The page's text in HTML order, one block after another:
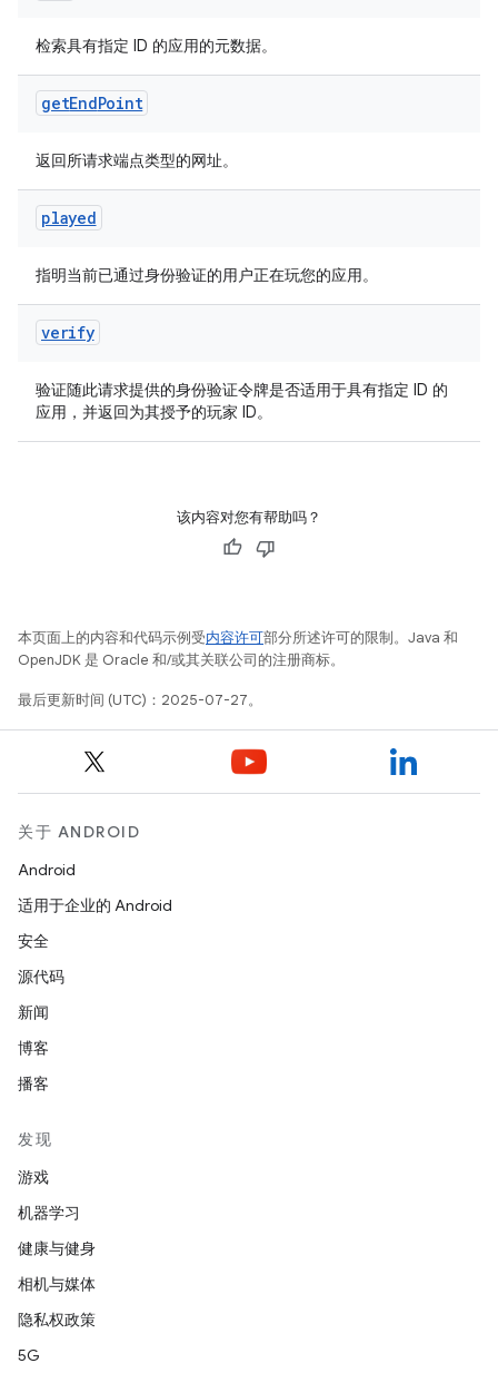
检索具有指定 ID 的应用的元数据。
getEndPoint
返回所请求端点类型的网址。
played
指明当前已通过身份验证的用户正在玩您的应用。
verify
验证随此请求提供的身份验证令牌是否适用于具有指定 ID 的
应用，并返回为其授予的玩家 ID。
该内容对您有帮助吗？
本页面上的内容和代码示例受内容许可部分所述许可的限制。Java 和
OpenJDK 是 Oracle 和/或其关联公司的注册商标。
最后更新时间 (UTC)：2025-07-27。
关于 ANDROID
Android
适用于企业的 Android
安全
源代码
新闻
博客
播客
发现
游戏
机器学习
健康与健身
相机与媒体
隐私权政策
5G